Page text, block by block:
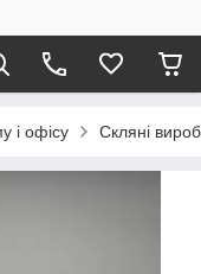
і офісу Скляні